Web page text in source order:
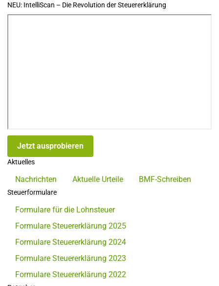
NEU: IntelliScan – Die Revolution der Steuererklärung
Jetzt ausprobieren
Aktuelles
Nachrichten Aktuelle Urteile BMF-Schreiben
Steuerformulare
Formulare für die Lohnsteuer
Formulare Steuererklärung 2025
Formulare Steuererklärung 2024
Formulare Steuererklärung 2023
Formulare Steuererklärung 2022